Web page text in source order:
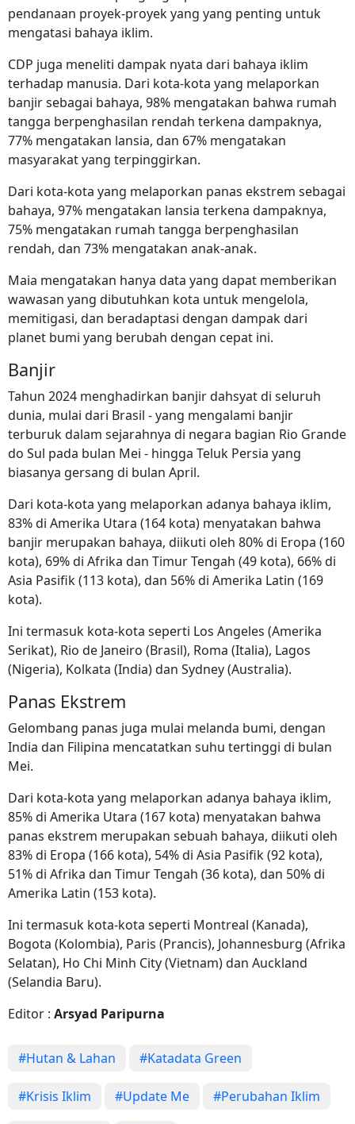
pendanaan proyek-proyek yang yang penting untuk
mengatasi bahaya iklim.
CDP juga meneliti dampak nyata dari bahaya iklim
terhadap manusia. Dari kota-kota yang melaporkan
banjir sebagai bahaya, 98% mengatakan bahwa rumah
tangga berpenghasilan rendah terkena dampaknya,
77% mengatakan lansia, dan 67% mengatakan
masyarakat yang terpinggirkan.
Dari kota-kota yang melaporkan panas ekstrem sebagai
bahaya, 97% mengatakan lansia terkena dampaknya,
75% mengatakan rumah tangga berpenghasilan
rendah, dan 73% mengatakan anak-anak.
Maia mengatakan hanya data yang dapat memberikan
wawasan yang dibutuhkan kota untuk mengelola,
memitigasi, dan beradaptasi dengan dampak dari
planet bumi yang berubah dengan cepat ini.
Banjir
Tahun 2024 menghadirkan banjir dahsyat di seluruh
dunia, mulai dari Brasil - yang mengalami banjir
terburuk dalam sejarahnya di negara bagian Rio Grande
do Sul pada bulan Mei - hingga Teluk Persia yang
biasanya gersang di bulan April.
Dari kota-kota yang melaporkan adanya bahaya iklim,
83% di Amerika Utara (164 kota) menyatakan bahwa
banjir merupakan bahaya, diikuti oleh 80% di Eropa (160
kota), 69% di Afrika dan Timur Tengah (49 kota), 66% di
Asia Pasifik (113 kota), dan 56% di Amerika Latin (169
kota).
Ini termasuk kota-kota seperti Los Angeles (Amerika
Serikat), Rio de Janeiro (Brasil), Roma (Italia), Lagos
(Nigeria), Kolkata (India) dan Sydney (Australia).
Panas Ekstrem
Gelombang panas juga mulai melanda bumi, dengan
India dan Filipina mencatatkan suhu tertinggi di bulan
Mei.
Dari kota-kota yang melaporkan adanya bahaya iklim,
85% di Amerika Utara (167 kota) menyatakan bahwa
panas ekstrem merupakan sebuah bahaya, diikuti oleh
83% di Eropa (166 kota), 54% di Asia Pasifik (92 kota),
51% di Afrika dan Timur Tengah (36 kota), dan 50% di
Amerika Latin (153 kota).
Ini termasuk kota-kota seperti Montreal (Kanada),
Bogota (Kolombia), Paris (Prancis), Johannesburg (Afrika
Selatan), Ho Chi Minh City (Vietnam) dan Auckland
(Selandia Baru).
Editor : Arsyad Paripurna
#Hutan & Lahan #Katadata Green
#Krisis Iklim #Update Me #Perubahan Iklim